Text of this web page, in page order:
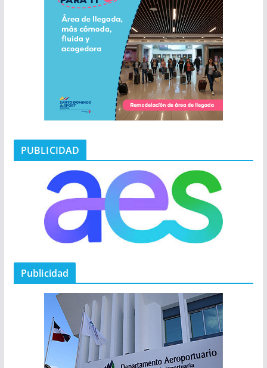
PUBLICIDAD
Publicidad